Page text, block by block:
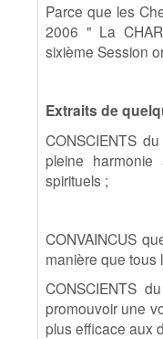
Parce que les
2006 " La
sixième Session
Extraits de
CONSCIENTS
pleine
spirituels ;
CONVAINCUS
manière que tous
CONSCIENTS
promouvoir une
plus efficace aux